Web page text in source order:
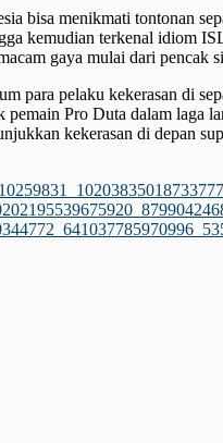
bisa menikmati tontonan
kemudian terkenal idiom
gaya mulai dari pencak
para pelaku kekerasan di
Pro Duta dalam laga
kekerasan di depan